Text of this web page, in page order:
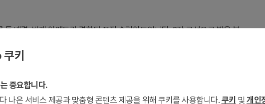
배경, 번개 이펙트가 결합된 표지 슬라이드입니다. 2장 구성으로 밝은 블
기에 맞게 선택할 수 있습니다. 'Fourth Industrial Revolution'과 'THE
털 트랜스포메이션, 미래 전략 발표에 즉시 활용 가능한 파워포인트 슬라이
환경에 최적화되어 있습니다.
키
중요합니다.
나은 서비스 제공과 맞춤형 콘텐츠 제공을 위해 쿠키를 사용합니다. 쿠키 및 개인